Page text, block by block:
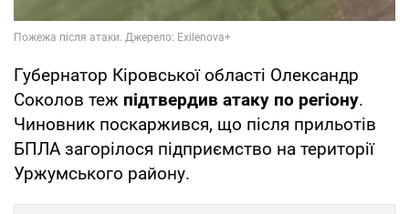
Губернатор Кіровської області Олександр
Соколов теж підтвердив атаку по регіону.
Чиновник поскаржився, що після прильотів
БПЛА загорілося підприємство на території
Уржумського району.